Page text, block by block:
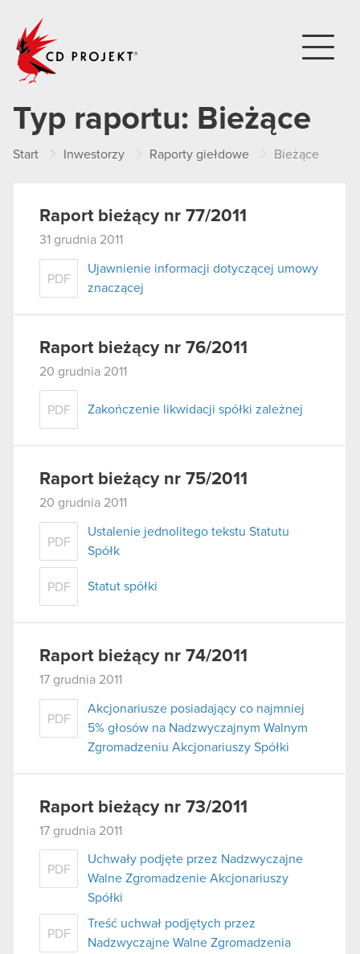
Typ raportu: Bieżące
Start Inwestorzy Raporty giełdowe Bieżące
Raport bieżący nr 77/2011
31 grudnia 2011
PDF
Ujawnienie informacji dotyczącej umowy
znaczącej
Raport bieżący nr 76/2011
20 grudnia 2011
PDF Zakończenie likwidacji spółki zależnej
Raport bieżący nr 75/2011
20 grudnia 2011
PDF
Ustalenie jednolitego tekstu Statutu
Spółk
PDF Statut spółki
Raport bieżący nr 74/2011
17 grudnia 2011
PDF
Akcjonariusze posiadający co najmniej
5% głosów na Nadzwyczajnym Walnym
Zgromadzeniu Akcjonariuszy Spółki
Raport bieżący nr 73/2011
17 grudnia 2011
PDF
Uchwały podjęte przez Nadzwyczajne
Walne Zgromadzenie Akcjonariuszy
Spółki
PDF
Treść uchwał podjętych przez
Nadzwyczajne Walne Zgromadzenia